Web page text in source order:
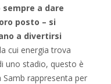
a dare
posto – si
a divertirsi
cui energia trova
uno stadio, questo è
Samb rappresenta per